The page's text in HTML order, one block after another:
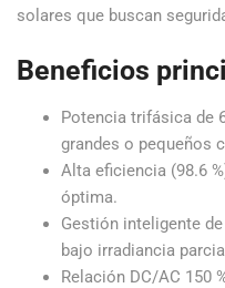
solares que buscan
Beneficios
Potencia trifásica de
grandes o pequeños
Alta eficiencia (98.6
óptima.
Gestión inteligente
bajo irradiancia
Relación DC/AC 150